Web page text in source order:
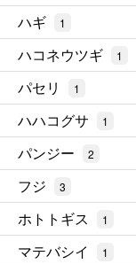
ハギ 1
ハコネウツギ 1
パセリ 1
ハハコグサ 1
パンジー 2
フジ 3
ホトトギス 1
マテバシイ 1